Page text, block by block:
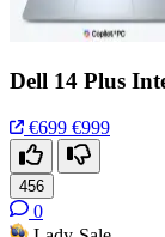
Dell 14 Plus
€699 €999
456
0